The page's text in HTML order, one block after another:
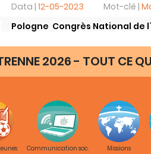
Data |12-05-2023 Mot-clé |
Pologne  Congrès National
02-05-2023 Mot-clé |
2026 - TOUT CE
Communication soc. Missions